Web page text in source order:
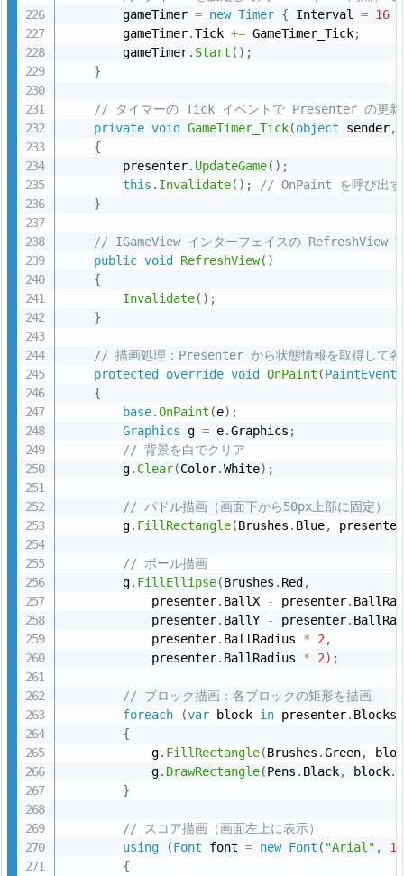
        gameTimer
= new Timer { Interval = 16
        gameTimer
.Tick += GameTimer_Tick;
        gameTimer
. Start ( ) ;
}
// タイマーの Tick イベントで Presenter の更新
private void GameTimer_Tick(object sender,
{
        presenter
. UpdateGame( ) ;
this . Invalidate( ) ;
// OnPaint を呼び出す
}
// IGameView インターフェイスの RefreshView
public void RefreshView( )
{
Invalidate( ) ;
}
// 描画処理：Presenter から状態情報を取得して各
protected
override void OnPaint (
{
base.OnPaint (e) ;
Graphics g = e.Graphics ;
// 背景を白でクリア
        g
. Clear(Color.White) ;
// パドル描画（画面下から50px上部に固定）
        g
. FillRectangle(Brushes . Blue, presenter
// ボール描画
        g
. FillEllipse(Brushes . Red ,
            presenter
. BallX - presenter.
            presenter
. BallY - presenter.
            presenter
. BallRadius * 2 ,
            presenter
. BallRadius * 2) ;
// ブロック描画：各ブロックの矩形を描画
foreach
(var block in presenter. Blocks
{
            g
. FillRectangle(Brushes .Green,
            g
. DrawRectangle(Pens . Black, block.
}
// スコア描画（画面左上に表示）
using
(Font font = new Font ( "Arial" ,
14
{